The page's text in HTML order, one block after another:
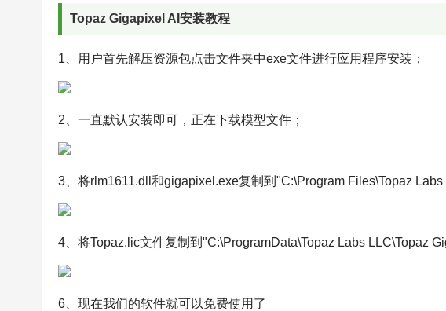
Topaz Gigapixel AI安装教程
1、用户首先解压资源包点击文件夹中exe文件进行应用程序安装；
2、一直默认安装即可，正在下载模型文件；
3、将rlm1611.dll和gigapixel.exe复制到"C:\Program Files\Topaz Labs
4、将Topaz.lic文件复制到"C:\ProgramData\Topaz Labs LLC\Topaz
6、现在我们的软件就可以免费使用了